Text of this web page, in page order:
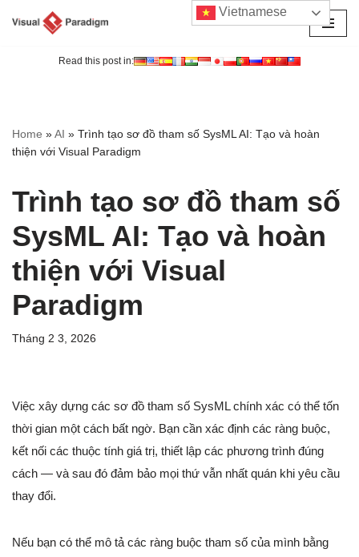
Read this post in:
Home »AI » Trình tạo sơ đồ tham số SysML AI: Tạo và hoàn
thiện với Visual Paradigm
Trình tạo sơ đồ tham số
SysML AI: Tạo và hoàn
thiện với Visual
Paradigm
Tháng 2 3, 2026
Việc xây dựng các sơ đồ tham số SysML chính xác có thể tốn
thời gian một cách bất ngờ. Bạn cần xác định các ràng buộc,
kết nối các thuộc tính giá trị, thiết lập các phương trình đúng
cách — và sau đó đảm bảo mọi thứ vẫn nhất quán khi yêu cầu
thay đổi.
Nếu bạn có thể mô tả các ràng buộc tham số của mình bằng
Vietnamese